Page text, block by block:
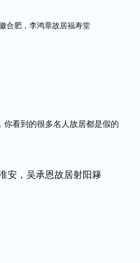
合肥，李鸿章故居福寿堂
安，吴承恩故居射阳簃